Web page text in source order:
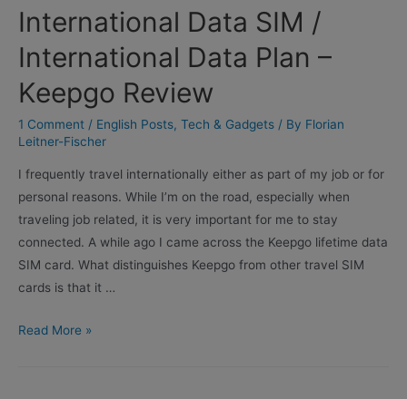
International Data SIM /
International Data Plan –
Keepgo Review
1 Comment / English Posts, Tech & Gadgets / By Florian
Leitner-Fischer
I frequently travel internationally either as part of my job or for
personal reasons. While I’m on the road, especially when
traveling job related, it is very important for me to stay
connected. A while ago I came across the Keepgo lifetime data
SIM card. What distinguishes Keepgo from other travel SIM
cards is that it …
International
Read More »